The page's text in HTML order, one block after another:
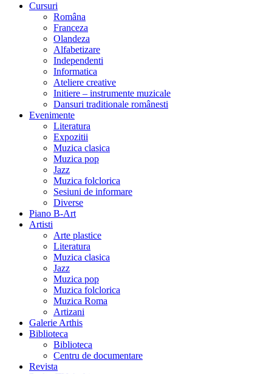
Cursuri
Româna
Franceza
Olandeza
Alfabetizare
Independenti
Informatica
Ateliere creative
Initiere – instrumente muzicale
Dansuri traditionale românesti
Evenimente
Literatura
Expozitii
Muzica clasica
Muzica pop
Jazz
Muzica folclorica
Sesiuni de informare
Diverse
Piano B-Art
Artisti
Arte plastice
Literatura
Muzica clasica
Jazz
Muzica pop
Muzica folclorica
Muzica Roma
Artizani
Galerie Arthis
Biblioteca
Biblioteca
Centru de documentare
Revista